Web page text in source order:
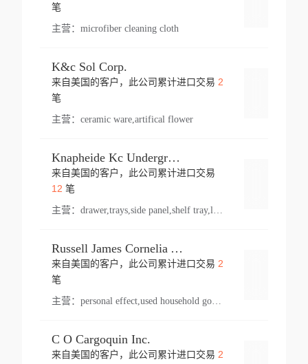
笔
主营： microfiber cleaning cloth
K&c Sol Corp.
来自美国的客户，此公司累计进口交易 2
笔
主营： ceramic ware,artifical flower
Knapheide Kc Underground
来自美国的客户，此公司累计进口交易
12 笔
主营：
Russell James Cornelia Arlington Va
来自美国的客户，此公司累计进口交易 2
笔
主营： personal effect,used household goods
C O Cargoquin Inc.
来自美国的客户，此公司累计进口交易 2